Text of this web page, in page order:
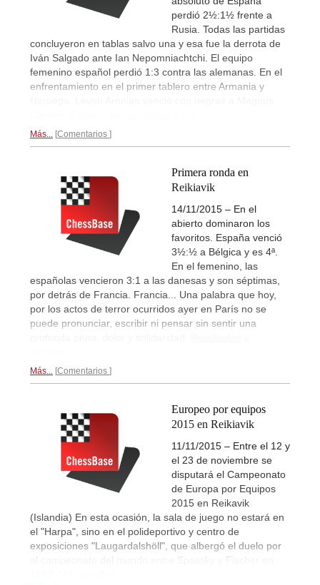
perdió 2½:1½ frente a
Rusia. Todas las partidas
concluyeron en tablas salvo una y esa fue la derrota de
Iván Salgado ante Ian Nepomniachtchi. El equipo
femenino español perdió 1:3 contra las alemanas. En el
enfrentamiento en el primer tablero entre Armania y
Más... Comentarios
Primera ronda en
Reikiavik
14/11/2015 – En el
abierto dominaron los
favoritos. España venció
3½:½ a Bélgica y es 4ª.
En el femenino, las
españolas vencieron 3:1 a las danesas y son séptimas,
por detrás de Francia. Francia... Una palabra que hoy,
por los actos de terror ocurridos ayer en París no se
puede pronunciar, escribir ni pensar sin sentir una
Más... Comentarios
Europeo por equipos
2015 en Reikiavik
11/11/2015 – Entre el 12 y
el 23 de noviembre se
disputará el Campeonato
de Europa por Equipos
2015 en Reikavik
(Islandia) En esta ocasión, la sala de juego no estará en
el "Harpa", sino en el polideportivo y centro de
exposiciones "Laugardalshöll", que albergó el duelo por
el campeonato del mundo entre Spassky y Fischer en